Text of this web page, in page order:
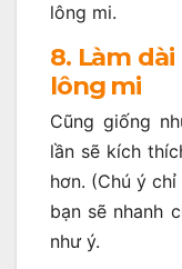
lông mi.
8. Làm
lông mi
Cũng giống
lần sẽ kích
hơn. (Chú ý
bạn sẽ nhanh
như ý.